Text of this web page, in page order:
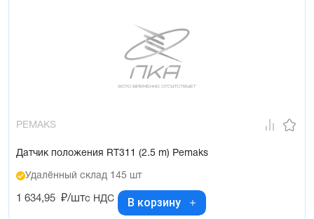
PEMAKS
Датчик положения RT311 (2.5 m) Pemaks
Удалённый склад 145 шт
1 634,95 ₽/штс НДС В корзину